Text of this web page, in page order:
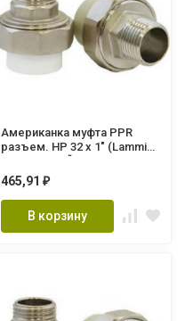
Американка муфта PPR
разъем. НР 32 х 1" (Lammin)
465,91 ₽
В корзину